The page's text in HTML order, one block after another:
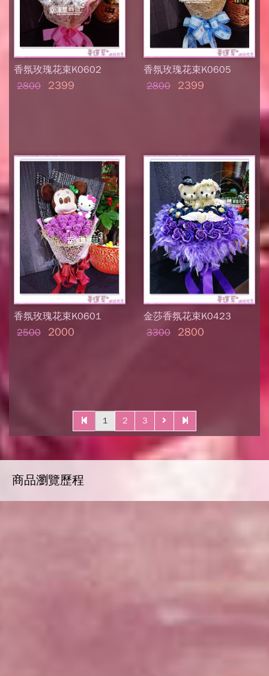
香氛玫瑰花束K0602
2800
2399
香氛玫瑰花束K0605
2800
2399
香氛玫瑰花束K0601
2500
2000
金莎香氛花束K0423
3300
2800
1 2 3
商品瀏覽歷程